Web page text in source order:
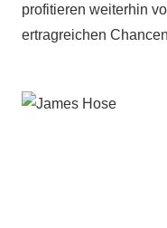
profitieren weiterhin
ertragreichen